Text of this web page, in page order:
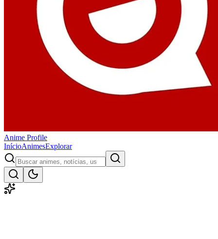
Anime Profile
InícioAnimesExplorar